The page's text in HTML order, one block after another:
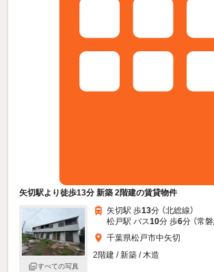
矢切駅より徒歩13分 新築 2階建の賃貸物件
すべての写真
矢切駅 歩13分 （北総線）
松戸駅 バス10分 歩6分 （常
千葉県松戸市中矢切
2階建 / 新築 / 木造